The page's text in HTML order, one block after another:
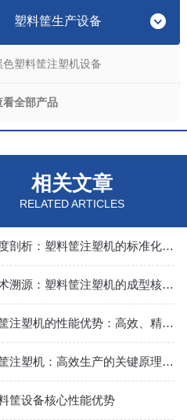
塑料筐生产设备
色塑料筐注塑机设备
看全部产品
相关文章
RELATED ARTICLES
深度剖析：塑料筐注塑机的标准化操作流程
技术溯源：塑料筐注塑机的成型核心原理
果筐注塑机的性能优势：高效、精准与环保
果筐注塑机：高效生产的关键原理解析
筐设备核心性能优势